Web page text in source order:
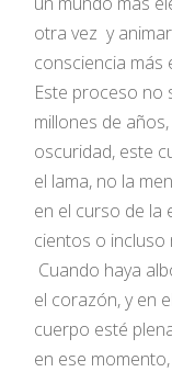
otra vez y
consciencia más
Este proceso no
millones de
oscuridad, este
el lama, no la
en el curso de la
cientos o incluso
Cuando haya
el corazón, y en
cuerpo esté
en ese